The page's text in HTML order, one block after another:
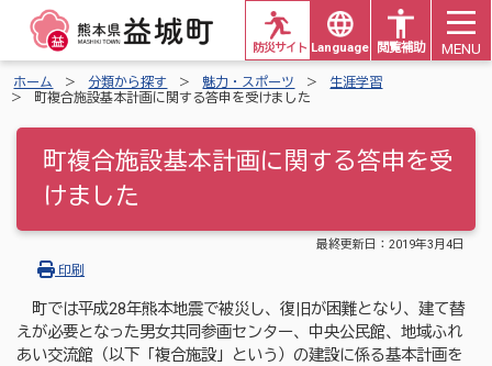
Languages 閲覧補助
防災サイト MENU
ホーム 分類から探す 魅力・スポーツ
生涯学習
町複合施設基本計画に関する答申を受けました
町複合施設基本計画に関する答申を受
けました
最終更新日： 2019年3月4日
印刷
町では平成28年熊本地震で被災し、復旧が困難となり、建て替
えが必要となった男女共同参画センター、中央公民館、地域ふれ
あい交流館（以下「複合施設」という）の建設に係る基本計画を